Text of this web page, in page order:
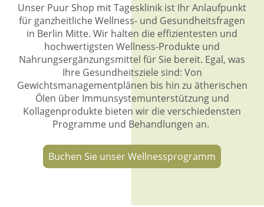
Unser Puur Shop mit Tagesklinik ist Ihr Anlaufpunkt
für ganzheitliche Wellness- und Gesundheitsfragen
in Berlin Mitte. Wir halten die effizientesten und
hochwertigsten Wellness-Produkte und
Nahrungsergänzungsmittel für Sie bereit. Egal, was
Ihre Gesundheitsziele sind: Von
Gewichtsmanagementplänen bis hin zu ätherischen
Ölen über Immunsystemunterstützung und
Kollagenprodukte bieten wir die verschiedensten
Programme und Behandlungen an.
Buchen Sie unser Wellnessprogramm